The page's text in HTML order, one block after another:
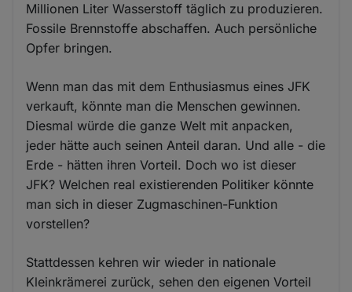
Millionen Liter Wasserstoff täglich zu produzieren.
Fossile Brennstoffe abschaffen. Auch persönliche
Opfer bringen.
Wenn man das mit dem Enthusiasmus eines JFK
verkauft, könnte man die Menschen gewinnen.
Diesmal würde die ganze Welt mit anpacken,
jeder hätte auch seinen Anteil daran. Und alle - die
Erde - hätten ihren Vorteil. Doch wo ist dieser
JFK? Welchen real existierenden Politiker könnte
man sich in dieser Zugmaschinen-Funktion
vorstellen?
Stattdessen kehren wir wieder in nationale
Kleinkrämerei zurück, sehen den eigenen Vorteil